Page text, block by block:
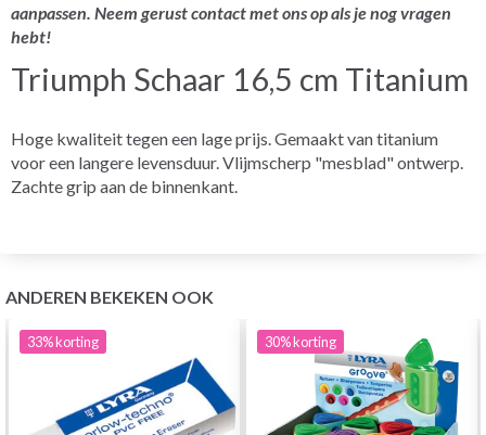
aanpassen. Neem gerust contact met ons op als je nog vragen
hebt!
Triumph Schaar 16,5 cm Titanium
Hoge kwaliteit tegen een lage prijs. Gemaakt van titanium
voor een langere levensduur. Vlijmscherp "mesblad" ontwerp.
Zachte grip aan de binnenkant.
ANDEREN BEKEKEN OOK
33%korting 30%korting